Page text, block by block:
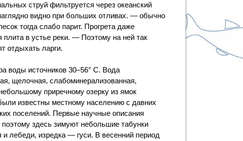
струй фильтруется через океанский
видно при больших отливах. — обычно
тогда слабо парит. Прогрета даже
плита в устье реки. — Поэтому на ней так
отдыхать ларги.
воды источников 30–56° С. Вода
щелочная, слабоминерализованная,
приречному озерку из ямок
известны местному населению с давних
поселений. Первые научные описания
поэтому здесь зимуют небольшие табунки
лебеди, изредка — гуси. В весенний период